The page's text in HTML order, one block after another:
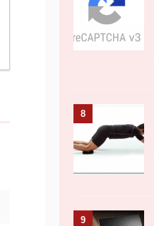
8
9